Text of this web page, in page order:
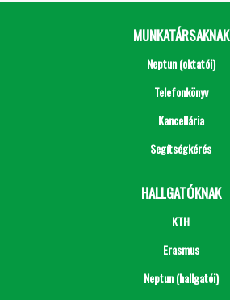
MUNKATÁRSAKNAK
Neptun (oktatói)
Telefonkönyv
Kancellária
Segítségkérés
HALLGATÓKNAK
KTH
Erasmus
Neptun (hallgatói)